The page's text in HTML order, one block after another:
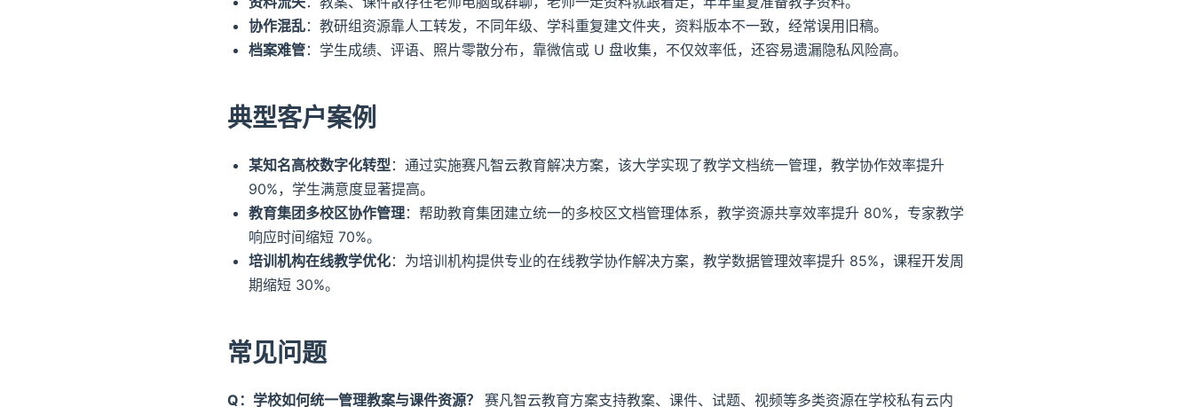
协作混乱：教研组资源靠人工转发，不同年级、学科重复建文件夹，资料版本不一致，经常误用旧稿。
档案难管：学生成绩、评语、照片零散分布，靠微信或 U 盘收集，不仅效率低，还容易遗漏隐私风险高。
典型客户案例
某知名高校数字化转型 ：通过实施赛凡智云教育解决方案，该大学实现了教学文档统一管理，教学协作效率提升
90%，学生满意度显著提高。
教育集团多校区协作管理：帮助教育集团建立统一的多校区文档管理体系，教学资源共享效率提升 80%，专家教学
响应时间缩短 70%。
培训机构在线教学优化：为培训机构提供专业的在线教学协作解决方案，教学数据管理效率提升 85%，课程开发周
期缩短 30%。
常见问题
Q：学校如何统一管理教案与课件资源？
赛凡智云教育方案支持教案、课件、试题、视频等多类资源在学校私有云内